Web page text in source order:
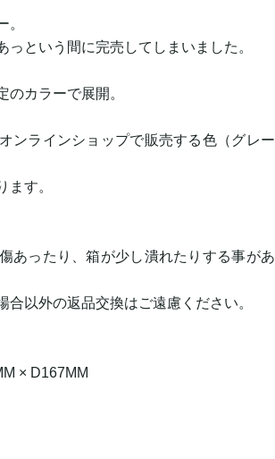
。
という間に完売してしまいました。
のカラーで展開。
ンラインショップで販売する色（グレー
ます。
あったり、箱が少し潰れたりする事があ
以外の返品交換はご遠慮ください。
× D167MM